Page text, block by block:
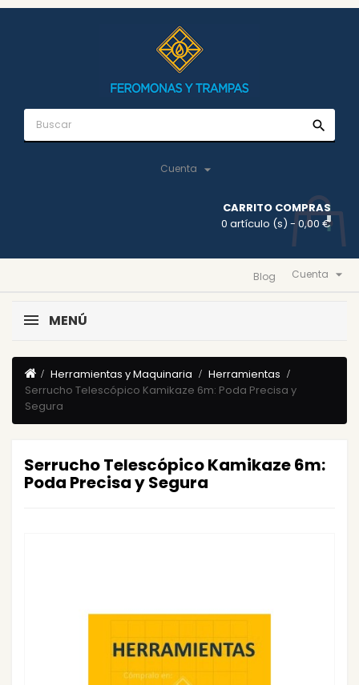
search
Cuenta 
CARRITO COMPRAS
0 artículo (s) - 0,00 €
Cuenta 
Blog
MENÚ
Herramientas y Maquinaria
Herramientas
Serrucho Telescópico Kamikaze 6m: Poda Precisa y
Segura
Serrucho Telescópico Kamikaze 6m:
Poda Precisa y Segura